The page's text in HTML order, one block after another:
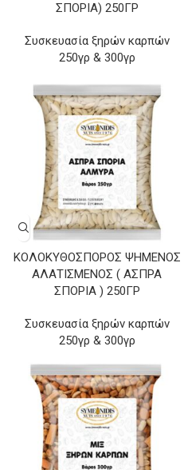
ΣΠΌΡΙΑ) 250ΓΡ
Συσκευασία ξηρών καρπών
250γρ & 300γρ
ΚΟΛΟΚΥΘΌΣΠΟΡΟΣ ΨΗΜΈΝΟΣ
ΑΛΑΤΙΣΜΈΝΟΣ ( ΆΣΠΡΑ
ΣΠΌΡΙΑ ) 250ΓΡ
Συσκευασία ξηρών καρπών
250γρ & 300γρ